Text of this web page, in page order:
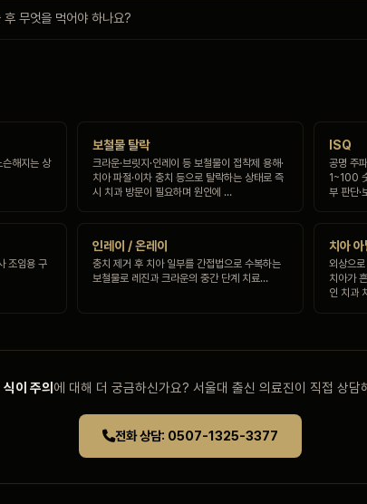
무엇을 먹어야 하나요?
슨해지는 상
보철물 탈락
크라운·브릿지·인레이 등 보철물이 접착제 용해·
치아 파절·이차 충치 등으로 탈락하는 상태로 즉
시 치과 방문이 필요하며 원인에 …
ISQ
공명 주
1~100
부 판단·
조임용 구
인레이 / 온레이
충치 제거 후 치아 일부를 간접법으로 수복하는
보철물로 레진과 크라운의 중간 단계 치료…
치아
외상으
치아가
인 치과
이 주의 에 대해 더 궁금하신가요? 서울대 출신 의료진이 직접 상담
전화 상담: 0507-1325-3377